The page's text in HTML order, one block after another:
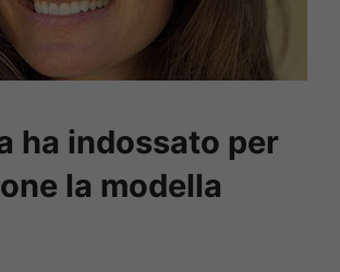
ha indossato per
la modella